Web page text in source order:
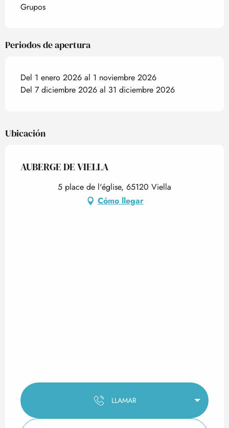
Grupos
Periodos de apertura
Del 1 enero 2026 al 1 noviembre 2026
Del 7 diciembre 2026 al 31 diciembre 2026
Ubicación
AUBERGE DE VIELLA
5 place de l'église, 65120 Viella
Cómo llegar
LLAMAR